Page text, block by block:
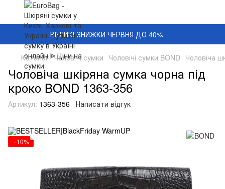
ВЕЛИКІ ЗНИЖКИ ЧЕРВНЯ ДО 40%
Каталог Чоловічі сумки Чоловічі сумки BOND Чоловіча
Чоловіча шкіряна сумка чорна під
кроко BOND 1363-356
Артикул: 1363-356 Написати відгук
−10%